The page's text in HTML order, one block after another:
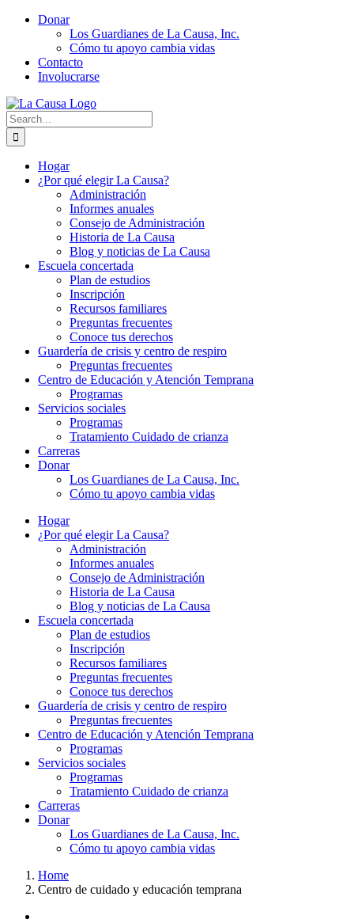
Skip
Donar
Los Guardianes de La Causa, Inc.
Cómo tu apoyo cambia vidas
Contacto
Involucrarse
Search
for:
Hogar
¿Por qué elegir La Causa?
Administración
Informes anuales
Consejo de Administración
Historia de La Causa
Blog y noticias de La Causa
Escuela concertada
Plan de estudios
Inscripción
Recursos familiares
Preguntas frecuentes
Conoce tus derechos
Guardería de crisis y centro de respiro
Preguntas frecuentes
Centro de Educación y Atención Temprana
Programas
Servicios sociales
Programas
Tratamiento Cuidado de crianza
Carreras
Donar
Los Guardianes de La Causa, Inc.
Cómo tu apoyo cambia vidas
Hogar
¿Por qué elegir La Causa?
Administración
Informes anuales
Consejo de Administración
Historia de La Causa
Blog y noticias de La Causa
Escuela concertada
Plan de estudios
Inscripción
Recursos familiares
Preguntas frecuentes
Conoce tus derechos
Guardería de crisis y centro de respiro
Preguntas frecuentes
Centro de Educación y Atención Temprana
Programas
Servicios sociales
Programas
Tratamiento Cuidado de crianza
Carreras
Donar
Los Guardianes de La Causa, Inc.
Cómo tu apoyo cambia vidas
Home
Centro de cuidado y educación temprana